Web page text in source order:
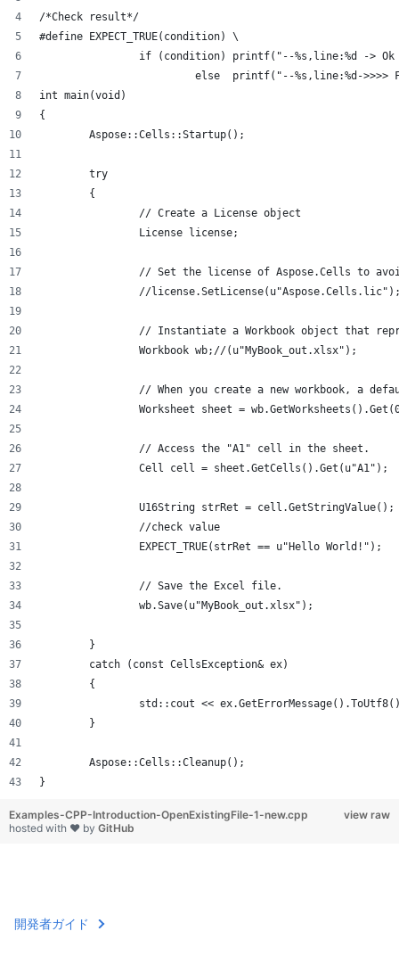
/*Check result*/
#define EXPECT_TRUE(condition) \
if (condition) printf("--%s,line:%d ->
else  printf("--%s,line:%d-
int main(void)
{
	Aspose::Cells::Startup();
	try
	{
		// Create a License object
		License license;
// Set the license of Aspose.Cells to
//
// Instantiate a Workbook object that
		Workbook wb;//(u"MyBook_out.xlsx");
// When you create a new workbook, a
Worksheet sheet =
		// Access the "A1" cell in the sheet.
		Cell cell = sheet.GetCells().Get(u"A1");
		U16String strRet = cell.GetStringValue();
		//check value
		EXPECT_TRUE(strRet == u"Hello World!");
		// Save the Excel file.
		wb.Save(u"MyBook_out.xlsx");
	}
	catch (const CellsException& ex)
	{
std::cout <<
	}
	Aspose::Cells::Cleanup();
}
view raw
Examples-CPP-Introduction-OpenExistingFile-1-new.cpp
hosted with ❤ by GitHub
開発者ガイド